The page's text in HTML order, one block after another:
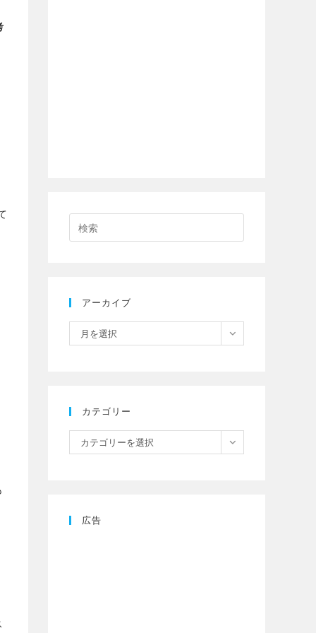
アーカイブ
月を選択
カテゴリー
カテゴリーを選択
広告